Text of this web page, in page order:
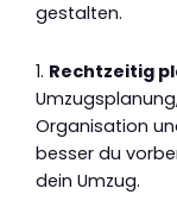
gestalten.
1. Rechtzeitig
Organisation
besser du
dein Umzug.